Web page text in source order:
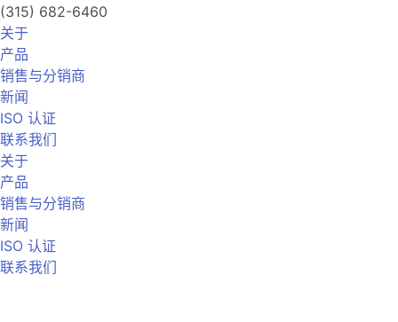
(315) 682-6460
关于
产品
销售与分销商
新闻
ISO 认证
联系我们
关于
产品
销售与分销商
新闻
ISO 认证
联系我们